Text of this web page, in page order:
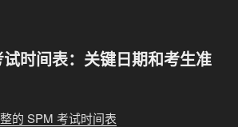
时间表：关键日期和考生准
的 SPM 考试时间表